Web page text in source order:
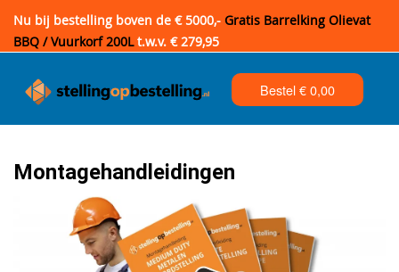
Nu bij bestelling boven de € 5000,- Gratis Barrelking Olievat
BBQ / Vuurkorf 200Lt.w.v. € 279,95
Bestel €0,00
Montagehandleidingen